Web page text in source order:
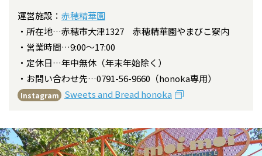
運営施設： 赤穂精華園
所在地…赤穂市大津1327 赤穂精華園やまびこ寮内
営業時間…9:00～17:00
定休日…年中無休（年末年始除く）
お問い合わせ先…0791-56-9660（honoka専用）
Instagram Sweets and Bread honoka